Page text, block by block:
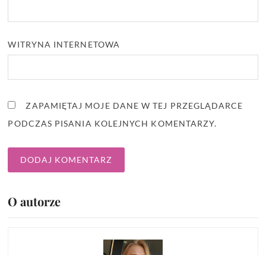
WITRYNA INTERNETOWA
ZAPAMIĘTAJ MOJE DANE W TEJ PRZEGLĄDARCE
PODCZAS PISANIA KOLEJNYCH KOMENTARZY.
O autorze